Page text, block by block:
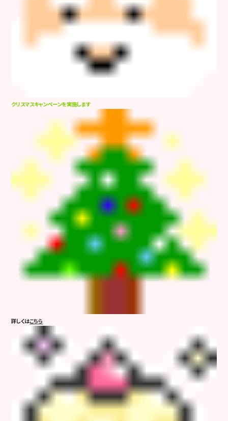
クリスマスキャンペーンを実施します
詳しくはこちら